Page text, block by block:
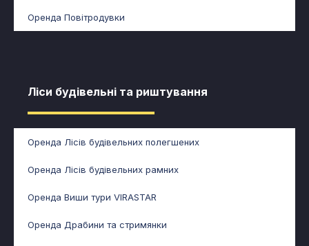
Оренда Повітродувки
Ліси будівельні та риштування​​
Оренда Лісів будівельних полегшених
Оренда Лісів будівельних рамних
Оренда Виши тури VIRASTAR
Оренда Драбини та стримянки